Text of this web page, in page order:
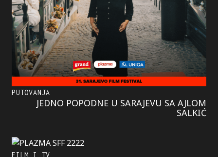
PUTOVANJA
JEDNO POPODNE U SARAJEVU SA AJLOM
SALKIĆ
FILM I TV